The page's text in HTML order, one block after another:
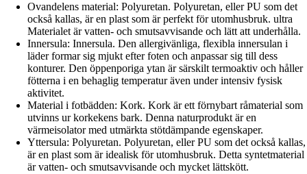
Ovandelens material: Polyuretan. Polyuretan, eller PU som det
också kallas, är en plast som är perfekt för utomhusbruk. ultra
Materialet är vatten- och smutsavvisande och lätt att underhålla.
Innersula: Innersula. Den allergivänliga, flexibla innersulan i
läder formar sig mjukt efter foten och anpassar sig till dess
konturer. Den öppenporiga ytan är särskilt termoaktiv och håller
fötterna i en behaglig temperatur även under intensiv fysisk
aktivitet.
Material i fotbädden: Kork. Kork är ett förnybart råmaterial som
utvinns ur korkekens bark. Denna naturprodukt är en
värmeisolator med utmärkta stötdämpande egenskaper.
Yttersula: Polyuretan. Polyuretan, eller PU som det också kallas,
är en plast som är idealisk för utomhusbruk. Detta syntetmaterial
är vatten- och smutsavvisande och mycket lättskött.